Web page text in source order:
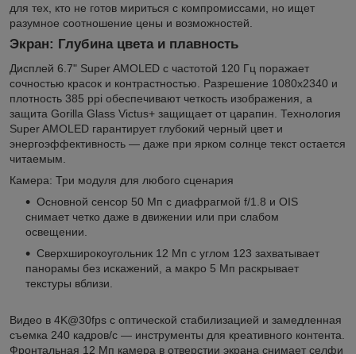
для тех, кто не готов мириться с компромиссами, но ищет
разумное соотношение цены и возможностей.
Экран: Глубина цвета и плавность
Дисплей 6.7" Super AMOLED с частотой 120 Гц поражает
сочностью красок и контрастностью. Разрешение 1080x2340 и
плотность 385 ppi обеспечивают четкость изображения, а
защита Gorilla Glass Victus+ защищает от царапин. Технология
Super AMOLED гарантирует глубокий черный цвет и
энергоэффективность — даже при ярком солнце текст остается
читаемым.
Камера: Три модуля для любого сценария
Основной сенсор 50 Мп с диафрагмой f/1.8 и OIS
снимает четко даже в движении или при слабом
освещении.
Сверхширокоугольник 12 Мп с углом 123 захватывает
панорамы без искажений, а макро 5 Мп раскрывает
текстуры вблизи.
Видео в 4K@30fps с оптической стабилизацией и замедленная
съемка 240 кадров/с — инструменты для креативного контента.
Фронтальная 12 Мп камера в отверстии экрана снимает селфи